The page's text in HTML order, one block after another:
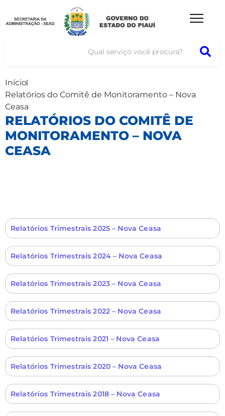
Início
Relatórios do Comitê de Monitoramento – Nova
Ceasa
RELATÓRIOS DO COMITÊ DE
MONITORAMENTO – NOVA
CEASA
Relatórios Trimestrais 2025 – Nova Ceasa
Relatórios Trimestrais 2024 – Nova Ceasa
Relatórios Trimestrais 2023 – Nova Ceasa
Relatórios Trimestrais 2022 – Nova Ceasa
Relatórios Trimestrais 2021 – Nova Ceasa
Relatórios Trimestrais 2020 – Nova Ceasa
Relatórios Trimestrais 2018 – Nova Ceasa